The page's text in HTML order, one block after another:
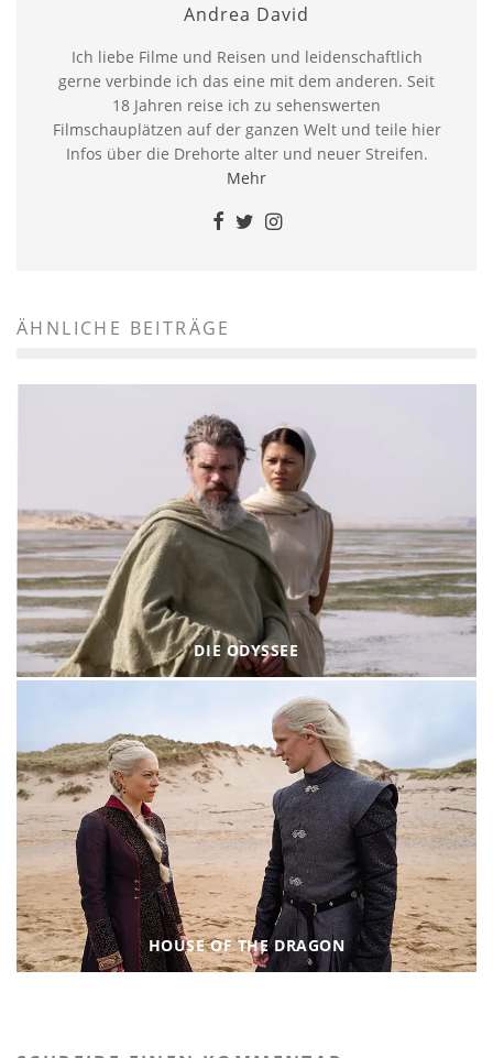
Andrea David
Ich liebe Filme und Reisen und leidenschaftlich
gerne verbinde ich das eine mit dem anderen. Seit
18 Jahren reise ich zu sehenswerten
Filmschauplätzen auf der ganzen Welt und teile hier
Infos über die Drehorte alter und neuer Streifen.
Mehr
ÄHNLICHE BEITRÄGE
DIE ODYSSEE
HOUSE OF THE DRAGON